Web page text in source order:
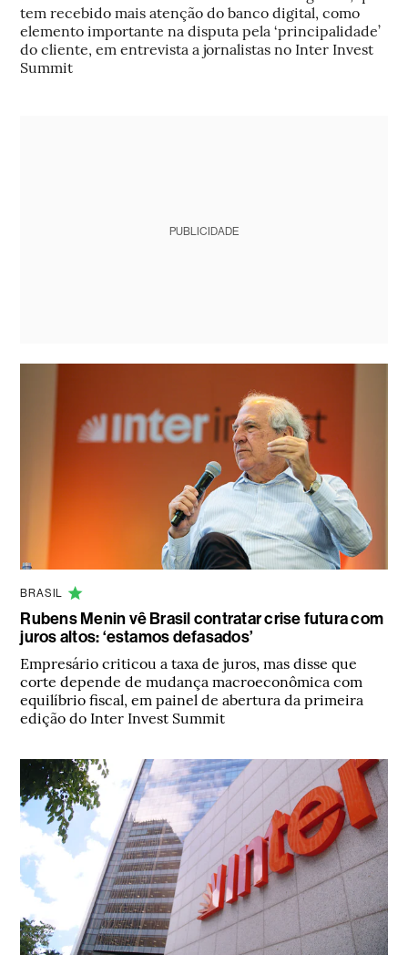
tem recebido mais atenção do banco digital, como
elemento importante na disputa pela ‘principalidade’
do cliente, em entrevista a jornalistas no Inter Invest
Summit
PUBLICIDADE
BRASIL
Rubens Menin vê Brasil contratar crise futura com
juros altos: ‘estamos defasados’
Empresário criticou a taxa de juros, mas disse que
corte depende de mudança macroeconômica com
equilíbrio fiscal, em painel de abertura da primeira
edição do Inter Invest Summit